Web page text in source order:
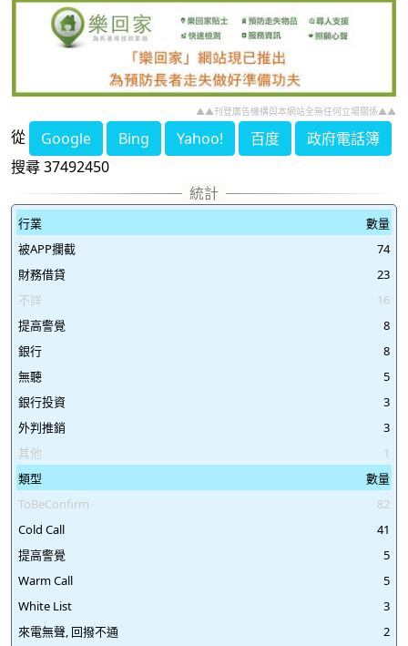
▲▲刊登廣告機構與本網站全無任何立場關係▲▲
從 Google Bing Yahoo! 百度
政府電話簿
搜尋 37492450
行業
數量
被APP攔截
74
財務借貸
23
不詳
16
提高警覺
8
銀行
8
無聽
5
銀行投資
3
外判推銷
3
其他
1
類型
數量
ToBeConfirm
82
Cold Call
41
提高警覺
5
Warm Call
5
White List
3
來電無聲, 回撥不通
2